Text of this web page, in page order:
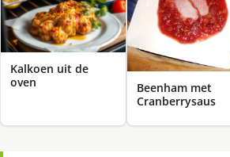
Kalkoen uit de
oven
Beenham met
Cranberrysaus